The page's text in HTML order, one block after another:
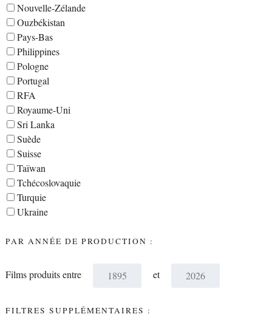
Nouvelle-Zélande
Ouzbékistan
Pays-Bas
Philippines
Pologne
Portugal
RFA
Royaume-Uni
Sri Lanka
Suède
Suisse
Taïwan
Tchécoslovaquie
Turquie
Ukraine
PAR ANNÉE DE PRODUCTION :
Films produits entre et
FILTRES SUPPLÉMENTAIRES :